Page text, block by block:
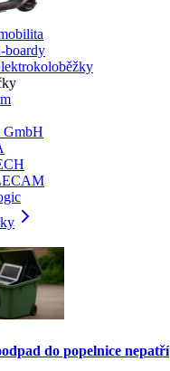
boardy
GmbH
do popelnice nepatří